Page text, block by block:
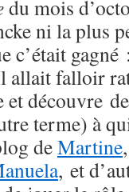
du mois
ni la plus
c’était
allait falloir
et découvre
terme) à
deMartine
, et